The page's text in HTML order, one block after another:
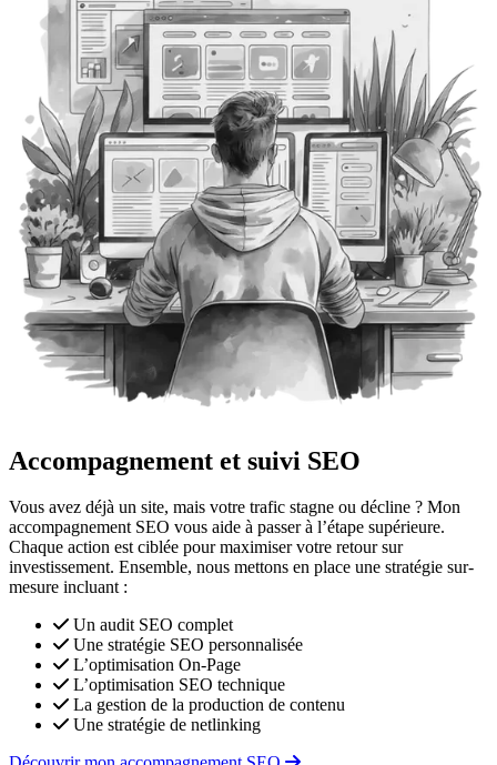
Accompagnement et suivi SEO
Vous avez déjà un site, mais votre trafic stagne ou décline ? Mon
accompagnement SEO vous aide à passer à l’étape supérieure.
Chaque action est ciblée pour maximiser votre retour sur
investissement. Ensemble, nous mettons en place une stratégie sur-
mesure incluant :
Un audit SEO complet
Une stratégie SEO personnalisée
L’optimisation On-Page
L’optimisation SEO technique
La gestion de la production de contenu
Une stratégie de netlinking